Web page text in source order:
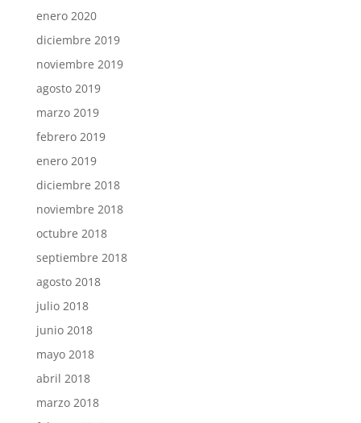
enero 2020
diciembre 2019
noviembre 2019
agosto 2019
marzo 2019
febrero 2019
enero 2019
diciembre 2018
noviembre 2018
octubre 2018
septiembre 2018
agosto 2018
julio 2018
junio 2018
mayo 2018
abril 2018
marzo 2018